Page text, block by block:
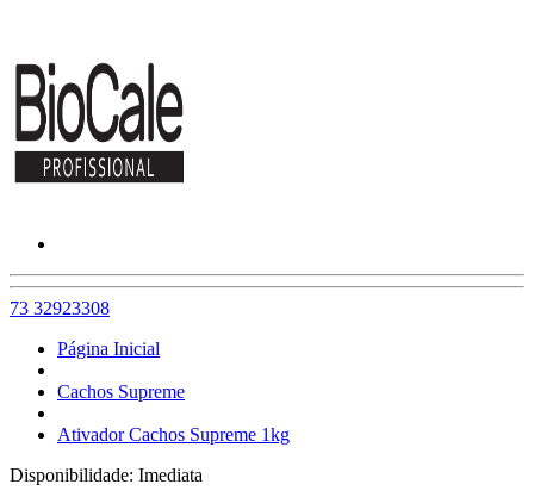
73 32923308
Página Inicial
Cachos Supreme
Ativador Cachos Supreme 1kg
Disponibilidade: Imediata